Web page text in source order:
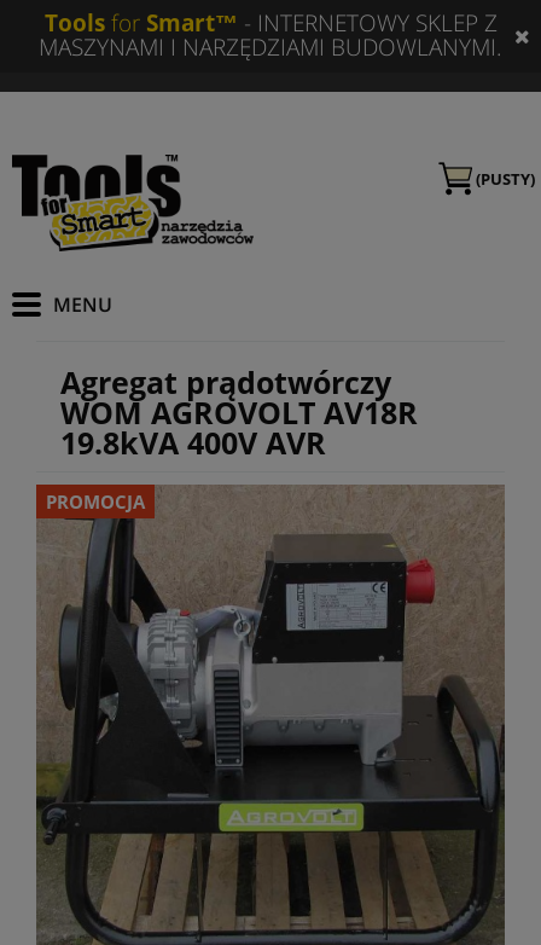
Toolsfor Smart™ - INTERNETOWY SKLEP Z
MASZYNAMI I NARZĘDZIAMI BUDOWLANYMI.
(PUSTY)
Agregat prądotwórczy
WOM AGROVOLT AV18R
19.8kVA 400V AVR
PROMOCJA